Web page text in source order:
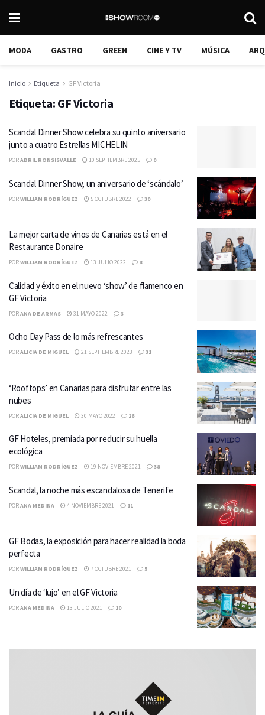
MODA GASTRO GREEN CINE Y TV MÚSICA
Inicio Etiqueta GF Victoria
Etiqueta: GF Victoria
Scandal Dinner Show celebra su quinto aniversario
junto a cuatro Estrellas MICHELIN
PORABRIL RONSISVALLE 10 SEPTIEMBRE 2025 0
Scandal Dinner Show, un aniversario de ‘scándalo’
PORWILLIAM RODRÍGUEZ 5 OCTUBRE 2022 30
La mejor carta de vinos de Canarias está en el
Restaurante Donaire
PORWILLIAM RODRÍGUEZ 13 JULIO 2022 8
Calidad y éxito en el nuevo ‘show’ de flamenco en
GF Victoria
PORANA DE ARMAS 31 MAYO 2022 3
Ocho Day Pass de lo más refrescantes
PORALICIA DE MIGUEL 21 SEPTIEMBRE 2023 31
‘Rooftops’ en Canarias para disfrutar entre las
nubes
PORALICIA DE MIGUEL 30 MAYO 2022 26
GF Hoteles, premiada por reducir su huella
ecológica
PORWILLIAM RODRÍGUEZ 19 NOVIEMBRE 2021 38
Scandal, la noche más escandalosa de Tenerife
PORANA MEDINA 4 NOVIEMBRE 2021 11
GF Bodas, la exposición para hacer realidad la boda
perfecta
PORWILLIAM RODRÍGUEZ 7 OCTUBRE 2021 5
Un día de ‘lujo’ en el GF Victoria
PORANA MEDINA 13 JULIO 2021 10